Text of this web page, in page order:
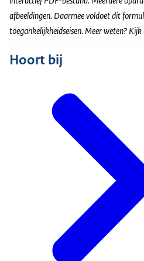
afbeeldingen. Daarmee voldoet dit
toegankelijkheidseisen. Meer weten? Kijk
Hoort bij